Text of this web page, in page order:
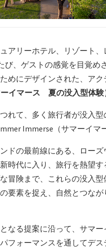
アリーホテル、リゾート
、ゲストの感覚を目覚め
めにデザインされた、ア
イマース 夏の没入型体験
れて、多く旅行者が没入
Immerse（サマーイマ
ドの最前線にある、ロー
時代に入り、旅行を熱望
冒険まで、これらの没入
要素を捉え、自然とつな
なる提案に沿って、サマ
フォーマンスを通してデ